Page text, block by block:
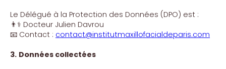
Le Délégué à la Protection des Données (DPO) est :
👨⚕️ Docteur Julien Davrou
📧 Contact : contact@institutmaxillofacialdeparis.com
3. Données collectées